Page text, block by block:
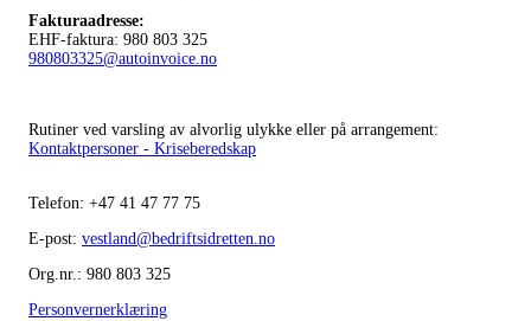
Fakturaadresse:
EHF-faktura: 980 803 325
980803325@autoinvoice.no
Rutiner ved varsling av alvorlig ulykke eller på arrangement:
Kontaktpersoner - Kriseberedskap
Telefon: +47 41 47 77 75
E-post: vestland@bedriftsidretten.no
Org.nr.: 980 803 325
Personvernerklæring